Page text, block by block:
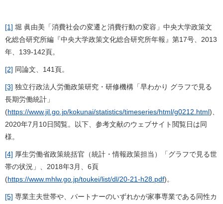
[1] 堀 眞由美「消費社会の変遷と消費行動の変容」中央大学政策文
化総合研究所編『中央大学政策文化総合研究所年報』第17号、2013
年、139-142頁。
[2] 同論文、141頁。
[3] 独立行政法人労働政策研究・研修機構「早わかり グラフで見る
長期労働統計」
(https://www.jil.go.jp/kokunai/statistics/timeseries/html/g0212.html)、
2020年7月10日閲覧。以下、参考文献のウェブサイト閲覧日は同
様。
[4] 厚生労働省政策統括官（統計・情報政策担当）「グラフで見る世
帯の状況」、2018年3月、6頁
(https://www.mhlw.go.jp/toukei/list/dl/20-21-h28.pdf)。
[5] 専業主夫世帯や、パートナーのいずれかが家事専業である同性カ